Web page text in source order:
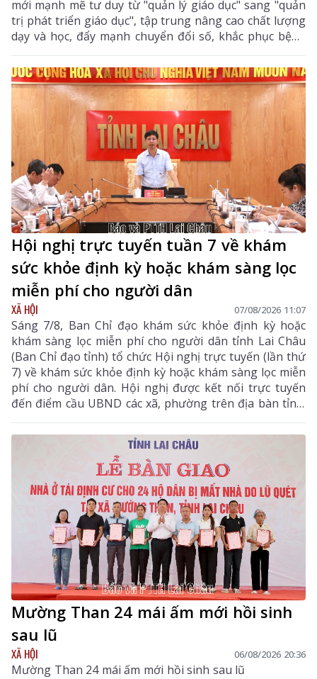
mới mạnh mẽ tư duy từ "quản lý giáo dục" sang "quản
trị phát triển giáo dục", tập trung nâng cao chất lượng
dạy và học, đẩy mạnh chuyển đổi số, khắc phục bệnh
thành tích, bảo đảm đủ giáo viên, trường lớp, cơ sở
vật chất và xây dựng môi trường giáo dục an toàn,
hiện đại, đáp ứng yêu cầu phát triển nguồn nhân lực
chất lượng cao.
Hội nghị trực tuyến tuần 7 về khám
sức khỏe định kỳ hoặc khám sàng lọc
miễn phí cho người dân
XÃ HỘI 07/08/2026 11:07
Sáng 7/8, Ban Chỉ đạo khám sức khỏe định kỳ hoặc
khám sàng lọc miễn phí cho người dân tỉnh Lai Châu
(Ban Chỉ đạo tỉnh) tổ chức Hội nghị trực tuyến (lần thứ
7) về khám sức khỏe định kỳ hoặc khám sàng lọc miễn
phí cho người dân. Hội nghị được kết nối trực tuyến
đến điểm cầu UBND các xã, phường trên địa bàn tỉnh.
Đồng chí Bùi Tiến Thanh – Tỉnh ủy viên, Giám đốc Sở
Y tế, Phó Trưởng Ban chỉ đạo tỉnh chủ trì hội nghị. Dự
hội nghị còn có các đồng chí thành viên Ban Chỉ đạo
Mường Than 24 mái ấm mới hồi sinh
sau lũ
XÃ HỘI 06/08/2026 20:36
Mường Than 24 mái ấm mới hồi sinh sau lũ